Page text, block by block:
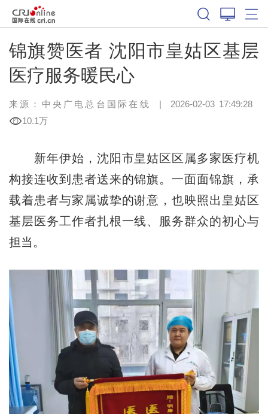
锦旗赞医者 沈阳市皇姑区基层
医疗服务暖民心
来源：中央广电总台国际在线 | 2026-02-03 17:49:28
10.1万
新年伊始，沈阳市皇姑区区属多家医疗机
构接连收到患者送来的锦旗。一面面锦旗，承
载着患者与家属诚挚的谢意，也映照出皇姑区
基层医务工作者扎根一线、服务群众的初心与
担当。